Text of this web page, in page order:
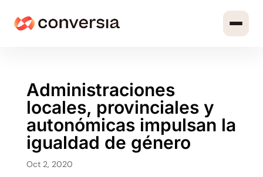
Administraciones
locales, provinciales y
autonómicas impulsan la
igualdad de género
Oct 2, 2020